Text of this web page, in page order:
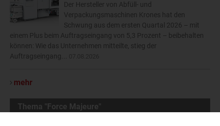
Der Hersteller von Abfüll- und
Verpackungsmaschinen Krones hat den
Schwung aus dem ersten Quartal 2026 – mit
einem Plus beim Auftragseingang von 5,3 Prozent – beibehalten
können: Wie das Unternehmen mitteilte, stieg der
Auftragseingang...
mehr
Thema "Force Majeure"